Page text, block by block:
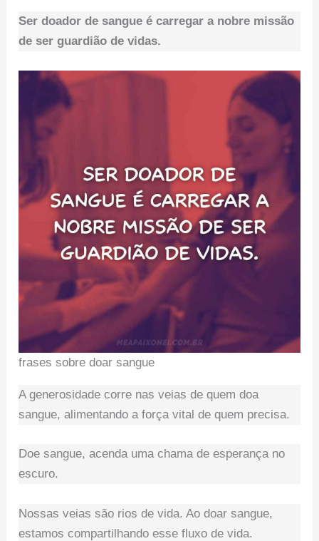
Ser doador de sangue é carregar a nobre missão
de ser guardião de vidas.
frases sobre doar sangue
A generosidade corre nas veias de quem doa
sangue, alimentando a força vital de quem precisa.
Doe sangue, acenda uma chama de esperança no
escuro.
Nossas veias são rios de vida. Ao doar sangue,
estamos compartilhando esse fluxo de vida.